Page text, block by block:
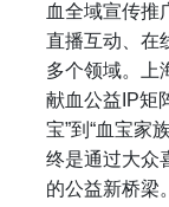
血全域宣传推
直播互动、在
多个领域。上
献血公益 IP矩
宝”到 “血宝家
终是通过大众
的公益新桥梁。